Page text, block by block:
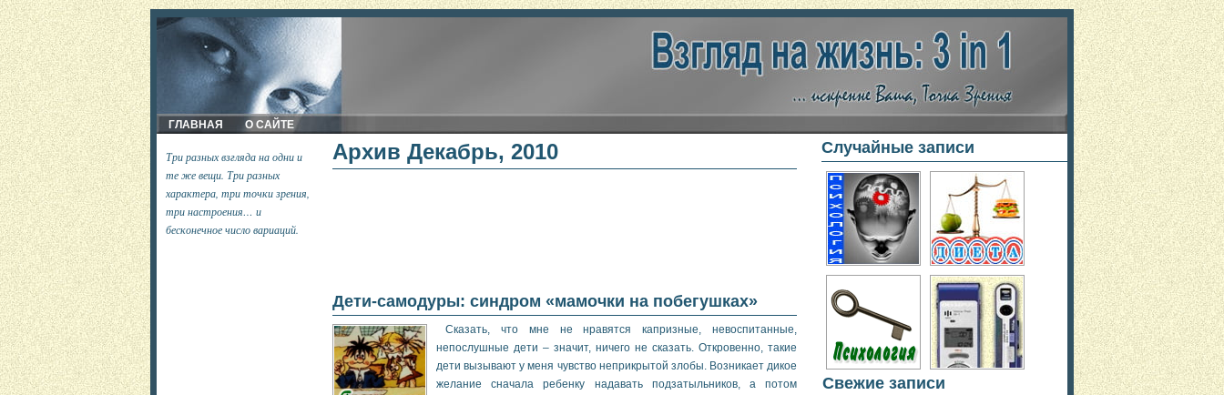
ГЛАВНАЯ О САЙТЕ
Три разных взгляда на одни и
те же вещи. Три разных
характера, три точки зрения,
три настроения… и
бесконечное число вариаций.
Архив Декабрь, 2010
Дети-самодуры: синдром «мамочки на побегушках»
Сказать, что мне не нравятся капризные, невоспитанные,
непослушные дети – значит, ничего не сказать. Откровенно, такие
дети вызывают у меня чувство неприкрытой злобы. Возникает дикое
желание сначала ребенку надавать подзатыльников, а потом
Случайные записи
Свежие записи